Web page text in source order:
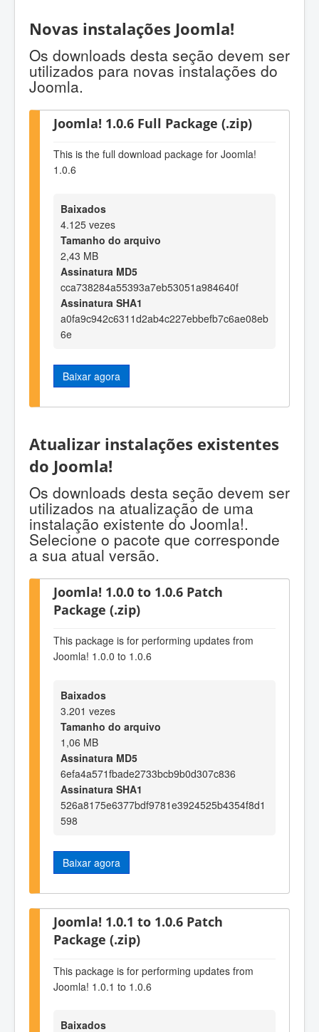
Novas instalações Joomla!
Os downloads desta seção devem ser
utilizados para novas instalações do
Joomla.
Joomla! 1.0.6 Full Package (.zip)
This is the full download package for Joomla!
1.0.6
Baixados
4.125 vezes
Tamanho do arquivo
2,43 MB
Assinatura MD5
cca738284a55393a7eb53051a984640f
Assinatura SHA1
a0fa9c942c6311d2ab4c227ebbefb7c6ae08eb
6e
Baixar agora
Atualizar instalações existentes
do Joomla!
Os downloads desta seção devem ser
utilizados na atualização de uma
instalação existente do Joomla!.
Selecione o pacote que corresponde
a sua atual versão.
Joomla! 1.0.0 to 1.0.6 Patch
Package (.zip)
This package is for performing updates from
Joomla! 1.0.0 to 1.0.6
Baixados
3.201 vezes
Tamanho do arquivo
1,06 MB
Assinatura MD5
6efa4a571fbade2733bcb9b0d307c836
Assinatura SHA1
526a8175e6377bdf9781e3924525b4354f8d1
598
Baixar agora
Joomla! 1.0.1 to 1.0.6 Patch
Package (.zip)
This package is for performing updates from
Joomla! 1.0.1 to 1.0.6
Baixados